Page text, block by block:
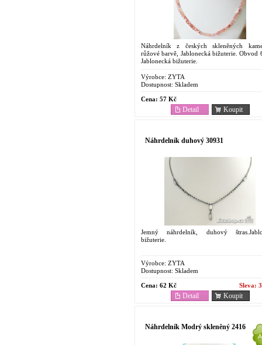
Náhrdelník z českých skleněných
růžové barvě, Jablonecká bižuterie. Obvod
Jablonecká bižuterie.
Výrobce: ZYTA
Dostupnost: Skladem
Cena: 57 Kč
Koupit
Detail
Náhrdelník duhový 30931
Jemný náhrdelník, duhový
bižuterie.
Výrobce: ZYTA
Dostupnost: Skladem
Cena: 62 Kč Sleva:
Koupit
Detail
Náhrdelník Modrý skleněný 2416